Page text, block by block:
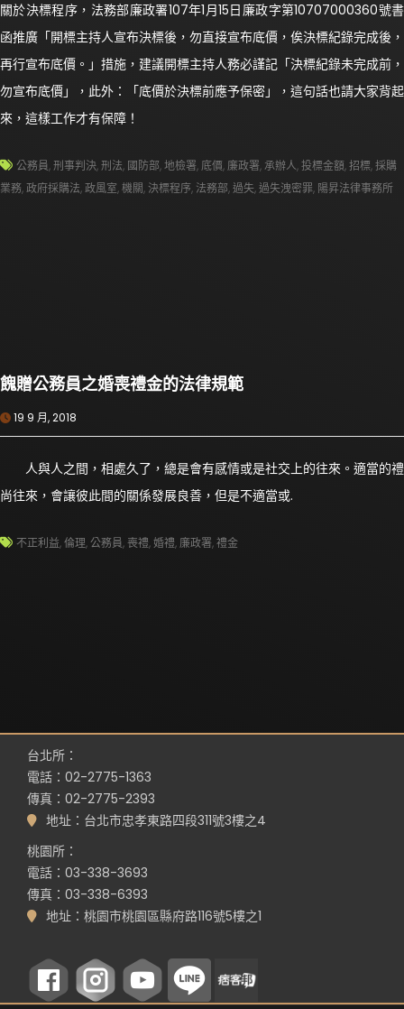
關於決標程序，法務部廉政署107年1月15日廉政字第10707000360號書
函推廣「開標主持人宣布決標後，勿直接宣布底價，俟決標紀錄完成後，
再行宣布底價。」措施，建議開標主持人務必謹記「決標紀錄未完成前，
勿宣布底價」，此外：「底價於決標前應予保密」，這句話也請大家背起
來，這樣工作才有保障！
公務員,刑事判決,刑法, 國防部,地檢署, 底價,廉政署, 承辦人,投標金額,招標,採購
業務,政府採購法,政風室,機關, 決標程序, 法務部,過失,過失洩密罪, 陽昇法律事務所
餽贈公務員之婚喪禮金的法律規範
19 9 月, 2018
人與人之間，相處久了，總是會有感情或是社交上的往來。適當的禮
尚往來，會讓彼此間的關係發展良善，但是不適當或.
不正利益,倫理,公務員,喪禮,婚禮,廉政署,禮金
台北所：
電話：02-2775-1363
傳真：02-2775-2393
地址：台北市忠孝東路四段311號3樓之4
桃園所：
電話：03-338-3693
傳真：03-338-6393
地址：桃園市桃園區縣府路116號5樓之1